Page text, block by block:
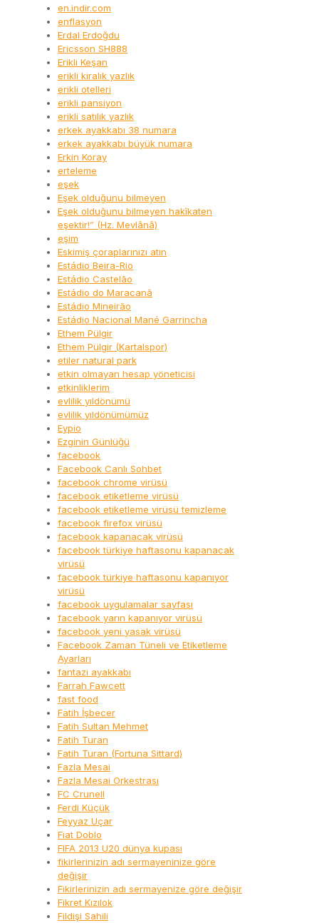
en.indir.com
enflasyon
Erdal Erdoğdu
Ericsson SH888
Erikli Keşan
erikli kiralık yazlık
erikli otelleri
erikli pansiyon
erikli satılık yazlık
erkek ayakkabı 38 numara
erkek ayakkabı büyük numara
Erkin Koray
erteleme
eşek
Eşek olduğunu bilmeyen
Eşek olduğunu bilmeyen hakîkaten
eşektir!” (Hz. Mevlânâ)
eşim
Eskimiş çoraplarınızı atın
Estádio Beira-Rio
Estádio Castelão
Estádio do Maracanã
Estádio Mineirão
Estádio Nacional Mané Garrincha
Ethem Pülgir
Ethem Pülgir (Kartalspor)
etiler natural park
etkin olmayan hesap yöneticisi
etkinliklerim
evlilik yıldönümü
evlilik yıldönümümüz
Eypio
Ezginin Günlüğü
facebook
Facebook Canlı Sohbet
facebook chrome virüsü
facebook etiketleme virüsü
facebook etiketleme virüsü temizleme
facebook firefox virüsü
facebook kapanacak virüsü
facebook türkiye haftasonu kapanacak
virüsü
facebook türkiye haftasonu kapanıyor
virüsü
facebook uygulamalar sayfası
facebook yarın kapanıyor virüsü
facebook yeni yasak virüsü
Facebook Zaman Tüneli ve Etiketleme
Ayarları
fantazi ayakkabı
Farrah Fawcett
fast food
Fatih İşbecer
Fatih Sultan Mehmet
Fatih Turan
Fatih Turan (Fortuna Sittard)
Fazla Mesai
Fazla Mesai Orkestrası
FC Crunell
Ferdi Küçük
Feyyaz Uçar
Fiat Doblo
FIFA 2013 U20 dünya kupası
fikirlerinizin adı sermayeninize göre
değişir
Fikirlerinizin adı sermayenize göre değişir
Fikret Kızılok
Fildişi Sahili